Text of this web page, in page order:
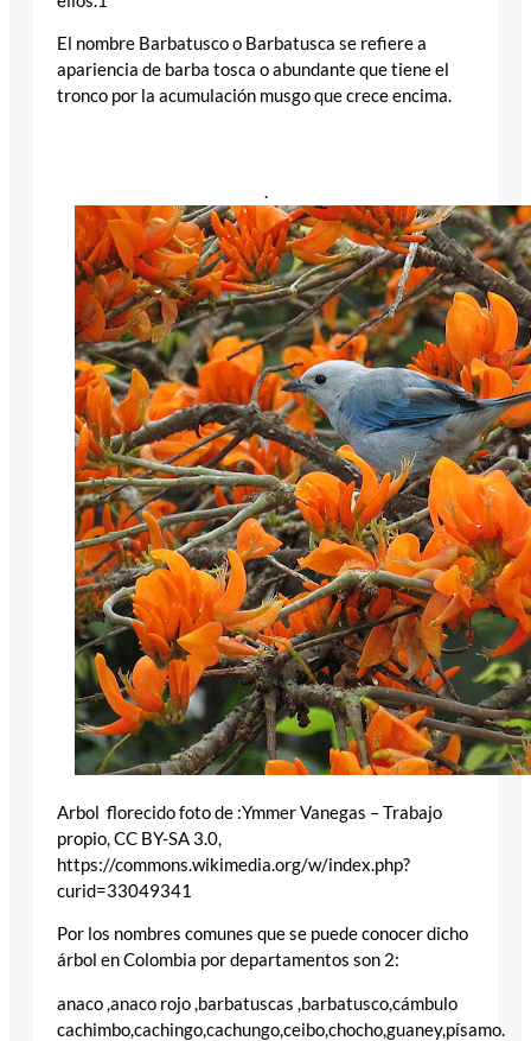
El nombre Barbatusco o Barbatusca se refiere a
apariencia de barba tosca o abundante que tiene el
tronco por la acumulación musgo que crece encima.
.
Arbol florecido foto de :Ymmer Vanegas – Trabajo
propio, CC BY-SA 3.0,
https://commons.wikimedia.org/w/index.php?
curid=33049341
Por los nombres comunes que se puede conocer dicho
árbol en Colombia por departamentos son 2:
anaco ,anaco rojo ,barbatuscas ,barbatusco,cámbulo
cachimbo,cachingo,cachungo,ceibo,chocho,guaney,písamo.